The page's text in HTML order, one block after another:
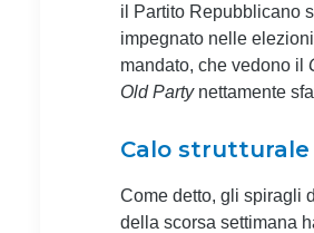
il Partito Repubblicano
impegnato nelle
mandato, che vedono il
Old Partynettamente
Calo strutturale
Come detto, gli spiragli
della scorsa settimana